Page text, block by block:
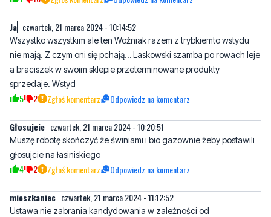
Ja czwartek, 21 marca 2024 - 10:14:52
Wszystko wszystkim ale ten Woźniak razem z trybkiemto wstydu
nie mają. Z czym oni się pchają… Laskowski szamba po rowach leje
a braciszek w swoim sklepie przeterminowane produkty
sprzedaje. Wstyd
5 2 Zgłoś komentarz Odpowiedz na komentarz
Głosujcie czwartek, 21 marca 2024 - 10:20:51
Muszę robotę skończyć że świniami i bio gazownie żeby postawili
głosujcie na łasiniskiego
4 2 Zgłoś komentarz Odpowiedz na komentarz
mieszkaniec czwartek, 21 marca 2024 - 11:12:52
Ustawa nie zabrania kandydowania w zależności od